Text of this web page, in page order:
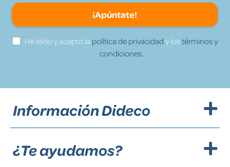
¡Apúntate!
He leído y acepto la política de privacidad y lostérminos y
condiciones.
Información Dideco
¿Te ayudamos?